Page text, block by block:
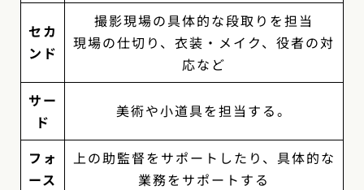
セカ
ンド
撮影現場の具体的な段取りを担当
現場の仕切り、衣装・メイク、役者の対
応など
サー
ド
美術や小道具を担当する。
フォ
ース
上の助監督をサポートしたり、具体的な
業務をサポートする